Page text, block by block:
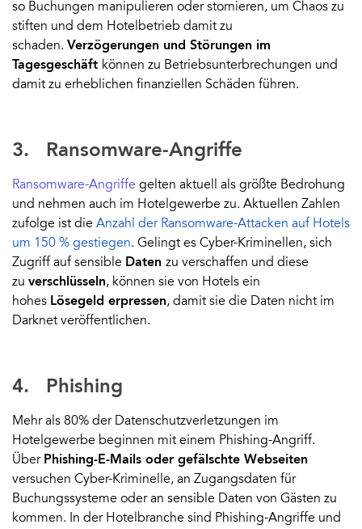
so Buchungen manipulieren oder stornieren, um Chaos zu
stiften und dem Hotelbetrieb damit zu
schaden. Verzögerungen und Störungen im
Tagesgeschäft können zu Betriebsunterbrechungen und
damit zu erheblichen finanziellen Schäden führen.
3. Ransomware-Angriffe
Ransomware-Angriffe gelten aktuell als größte Bedrohung
und nehmen auch im Hotelgewerbe zu. Aktuellen Zahlen
zufolge ist die Anzahl der Ransomware-Attacken auf Hotels
um 150 % gestiegen. Gelingt es Cyber-Kriminellen, sich
Zugriff auf sensible Daten zu verschaffen und diese
zu verschlüsseln, können sie von Hotels ein
hohes Lösegeld erpressen, damit sie die Daten nicht im
Darknet veröffentlichen.
4. Phishing
Mehr als 80% der Datenschutzverletzungen im
Hotelgewerbe beginnen mit einem Phishing-Angriff.
Über Phishing-E-Mails oder gefälschte Webseiten
versuchen Cyber-Kriminelle, an Zugangsdaten für
Buchungssysteme oder an sensible Daten von Gästen zu
kommen. In der Hotelbranche sind Phishing-Angriffe und